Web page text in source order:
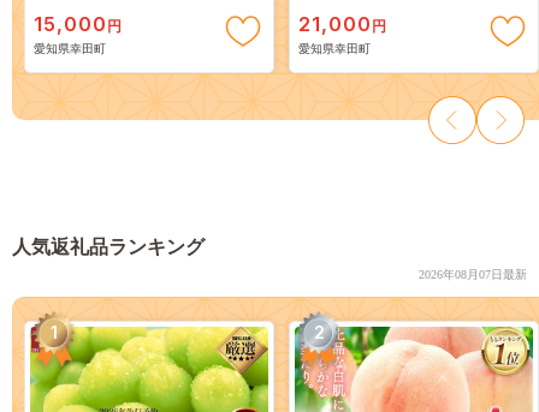
交換用
15,000 円
愛知県幸田町
21,000 円
愛知県幸田町
人気返礼品ランキング
2026年08月07日最新
1 2